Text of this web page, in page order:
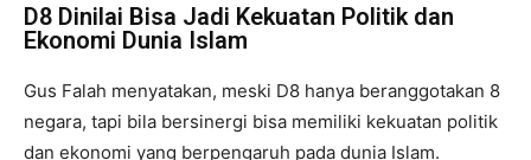
D8 Dinilai Bisa Jadi Kekuatan Politik dan
Ekonomi Dunia Islam
Gus Falah menyatakan, meski D8 hanya beranggotakan 8
negara, tapi bila bersinergi bisa memiliki kekuatan politik
dan ekonomi yang berpengaruh pada dunia Islam.